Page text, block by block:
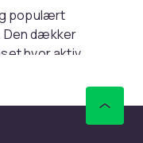
populært
Den dækker
hvor aktiv
til piger i alle
og